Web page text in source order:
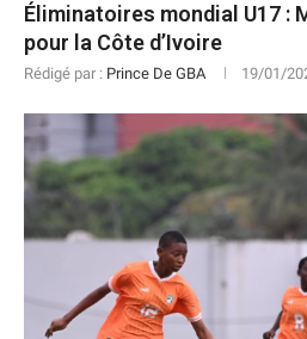
Éliminatoires mondial U17 :
pour la Côte d’Ivoire
Rédigé par : Prince De GBA 19/01/